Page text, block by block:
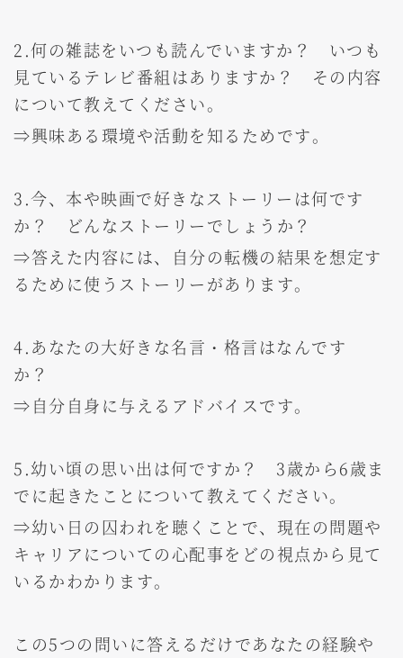
2.何の雑誌をいつも読んでいますか？ いつも
見ているテレビ番組はありますか？ その内容
について教えてください。
⇒興味ある環境や活動を知るためです。
3.今、本や映画で好きなストーリーは何です
か？ どんなストーリーでしょうか？
⇒答えた内容には、自分の転機の結果を想定す
るために使うストーリーがあります。
4.あなたの大好きな名言・格言はなんです
か？
⇒自分自身に与えるアドバイスです。
5.幼い頃の思い出は何ですか？ 3歳から6歳ま
でに起きたことについて教えてください。
⇒幼い日の囚われを聴くことで、現在の問題や
キャリアについての心配事をどの視点から見て
いるかわかります。
この5つの問いに答えるだけであなたの経験や